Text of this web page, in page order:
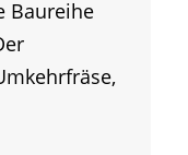
Baureihe